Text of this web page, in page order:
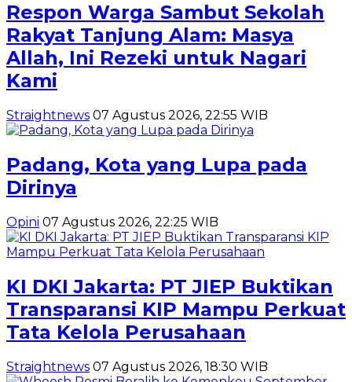
Respon Warga Sambut Sekolah
Rakyat Tanjung Alam: Masya
Allah, Ini Rezeki untuk Nagari
Kami
Straightnews 07 Agustus 2026, 22:55 WIB
Padang, Kota yang Lupa pada
Dirinya
Opini 07 Agustus 2026, 22:25 WIB
KI DKI Jakarta: PT JIEP Buktikan
Transparansi KIP Mampu Perkuat
Tata Kelola Perusahaan
Straightnews 07 Agustus 2026, 18:30 WIB